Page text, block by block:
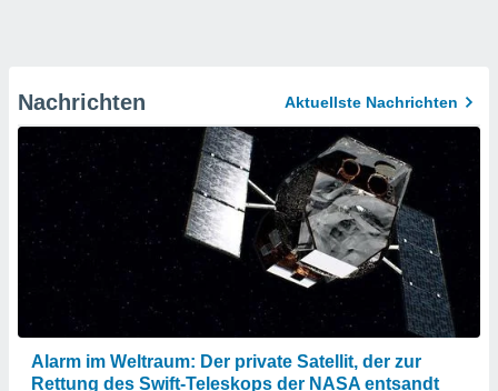
Nachrichten Aktuellste Nachrichten
Alarm im Weltraum: Der private Satellit, der zur
Rettung des Swift-Teleskops der NASA entsandt